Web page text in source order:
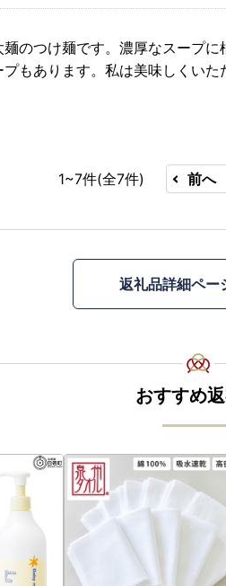
のつけ麺です。濃厚なスープ
もあります。私は美味しくい
1~7件(全7件) 前へ
返礼品詳細ペー
おすすめ